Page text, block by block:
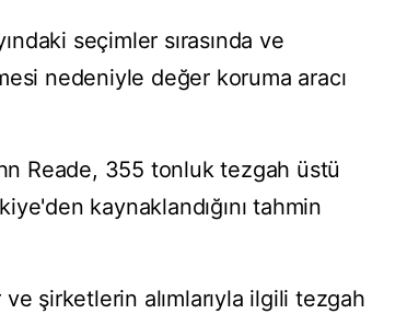
seçimler sırasında ve
nedeniyle değer koruma aracı
Reade, 355 tonluk tezgah üstü
kaynaklandığını tahmin
şirketlerin alımlarıyla ilgili tezgah